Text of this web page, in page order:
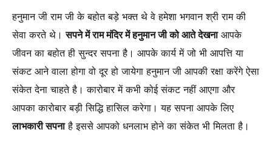
हनुमान जी राम जी के बहोत बड़े भक्त थे वे हमेशा भगवान श्री राम की
सेवा करते थे।सपने में राम मंदिर में हनुमान जी को आते देखनाआपके
जीवन का बहोत ही सुन्दर सपना है। आपके कार्य में जो भी आपत्ति या
संकट आने वाला होगा वो दूर हो जायेगा हनुमान जी आपकी रक्षा करेंगे ऐसा
संकेत देना चाहते है। कारोबार में कभी कोई संकट नहीं आएगा और
आपका कारोबार बड़ी सिद्धि हासिल करेगा। यह सपना आपके लिए
लाभकारी सपनाहै इससे आपको धनलाभ होने का संकेत भी मिलता है।